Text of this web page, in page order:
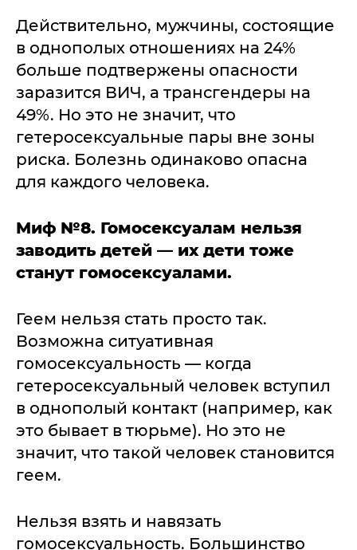
Действительно, мужчины, состоящие
в однополых отношениях на 24%
больше подтвержены опасности
заразится ВИЧ, а трансгендеры на
49%. Но это не значит, что
гетеросексуальные пары вне зоны
риска. Болезнь одинаково опасна
для каждого человека.
Миф №8. Гомосексуалам нельзя
заводить детей — их дети тоже
станут гомосексуалами.
Геем нельзя стать просто так.
Возможна ситуативная
гомосексуальность — когда
гетеросексуальный человек вступил
в однополый контакт (например, как
это бывает в тюрьме). Но это не
значит, что такой человек становится
геем.
Нельзя взять и навязать
гомосексуальность. Большинство